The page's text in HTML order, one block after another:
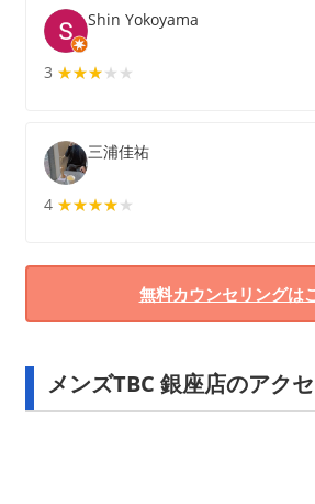
Shin Yokoyama
3 ★★★★★
★★★
三浦佳祐
4 ★★★★★
★★★★
無料カウンセリングは
メンズTBC 銀座店のアク